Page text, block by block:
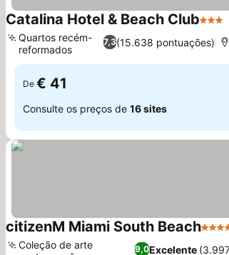
Catalina Hotel & Beach Club3
7,3(15.638 pontuações)
Quartos recém-
reformados
De € 41
Consulte os preços de 16 sites
citizenM Miami South Beach4
9,0Excelente
Coleção de arte